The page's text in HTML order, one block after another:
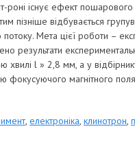
роні існує ефект
пізніше відбувається
Мета цієї роботи –
результати
хвилі l » 2,8 мм, а у
фокусуючого магнітного
, електроніка, клинотрон,